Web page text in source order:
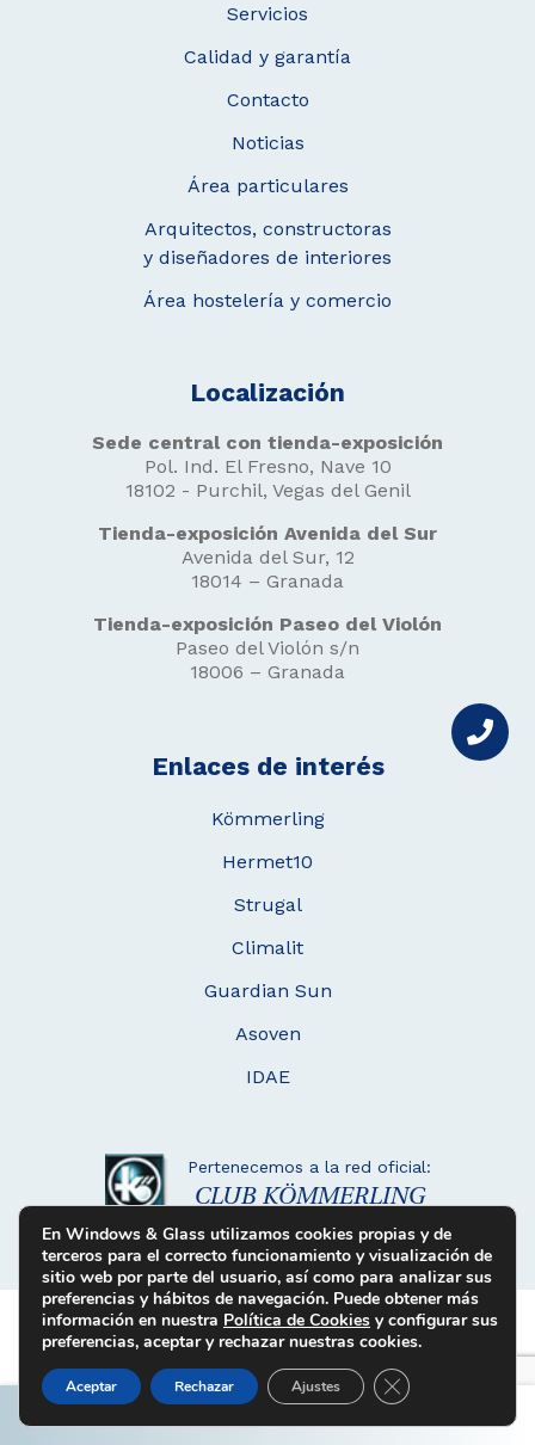
Servicios
Calidad y garantía
Contacto
Noticias
Área particulares
Arquitectos, constructoras
y diseñadores de interiores
Área hostelería y comercio
Localización
Sede central con tienda-exposición
Pol. Ind. El Fresno, Nave 10
18102 - Purchil, Vegas del Genil
Tienda-exposición Avenida del Sur
Avenida del Sur, 12
18014 – Granada
Tienda-exposición Paseo del Violón
Paseo del Violón s/n
18006 – Granada
Enlaces de interés
Kömmerling
Hermet10
Strugal
Climalit
Guardian Sun
Asoven
IDAE
Pertenecemos a la red oficial:
CLUB KÖMMERLING
En Windows & Glass utilizamos cookies propias y de
terceros para el correcto funcionamiento y visualización de
sitio web por parte del usuario, así como para analizar sus
preferencias y hábitos de navegación. Puede obtener más
información en nuestra Política de Cookies y configurar sus
preferencias, aceptar y rechazar nuestras cookies.
Aceptar Rechazar Ajustes Cerrar el banner